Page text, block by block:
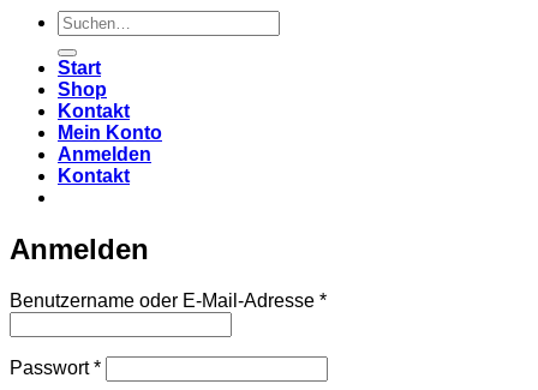
Suche
nach:
Start
Shop
Kontakt
Mein Konto
Anmelden
Kontakt
Anmelden
Benutzername oder E-Mail-Adresse *Erforderlich
Passwort*Erforderlich